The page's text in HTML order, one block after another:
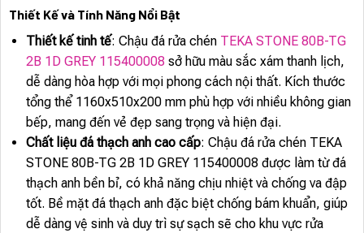
Thiết Kế và Tính Năng Nổi Bật
Thiết kế tinh tế: Chậu đá rửa chénTEKA STONE 80B-TG
2B 1D GREY 115400008sở hữu màu sắc xám thanh lịch,
dễ dàng hòa hợp với mọi phong cách nội thất. Kích thước
tổng thể 1160x510x200 mm phù hợp với nhiều không gian
bếp, mang đến vẻ đẹp sang trọng và hiện đại.
Chất liệu đá thạch anh cao cấp: Chậu đá rửa chén TEKA
STONE 80B-TG 2B 1D GREY 115400008 được làm từ đá
thạch anh bền bỉ, có khả năng chịu nhiệt và chống va đập
tốt. Bề mặt đá thạch anh đặc biệt chống bám khuẩn, giúp
dễ dàng vệ sinh và duy trì sự sạch sẽ cho khu vực rửa